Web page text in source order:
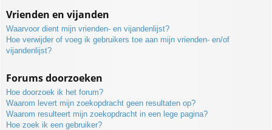
Vrienden en vijanden
Waarvoor dient mijn vrienden- en vijandenlijst?
Hoe verwijder of voeg ik gebruikers toe aan mijn vrienden- en/of
vijandenlijst?
Forums doorzoeken
Hoe doorzoek ik het forum?
Waarom levert mijn zoekopdracht geen resultaten op?
Waarom resulteert mijn zoekopdracht in een lege pagina?
Hoe zoek ik een gebruiker?